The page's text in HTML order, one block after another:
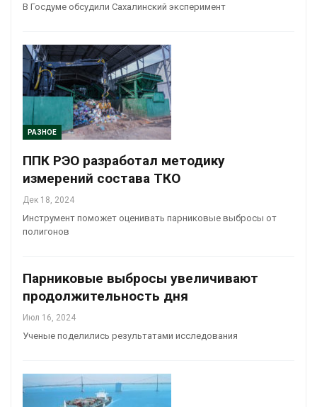
В Госдуме обсудили Сахалинский эксперимент
РАЗНОЕ
ППК РЭО разработал методику
измерений состава ТКО
Дек 18, 2024
Инструмент поможет оценивать парниковые выбросы от
полигонов
Парниковые выбросы увеличивают
продолжительность дня
Июл 16, 2024
Ученые поделились результатами исследования